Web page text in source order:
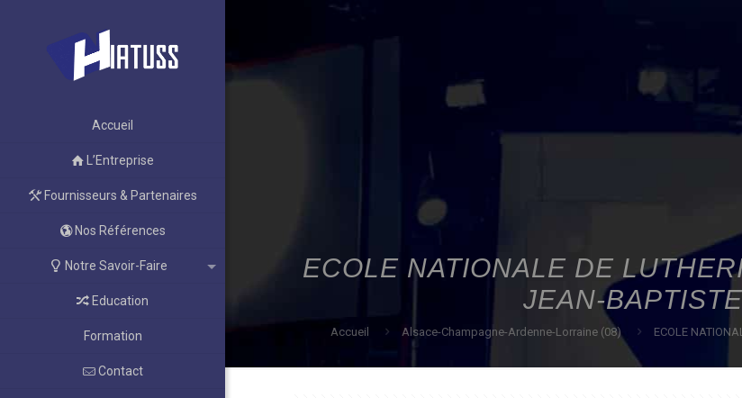
Accueil
L’Entreprise
Fournisseurs & Partenaires
Nos Références
Notre Savoir-Faire
Education
Formation
Contact
ECOLE NATIONALE DE
JEAN-
Accueil Alsace-Champagne-Ardenne-Lorraine (08) ECOLE